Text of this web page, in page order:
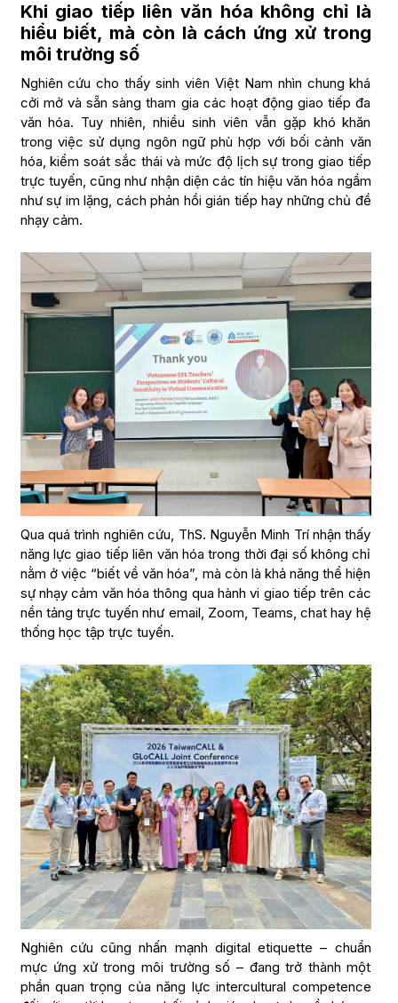
Khi giao tiếp liên văn hóa không chỉ là
hiểu biết, mà còn là cách ứng xử trong
môi trường số
Nghiên cứu cho thấy sinh viên Việt Nam nhìn chung khá
cởi mở và sẵn sàng tham gia các hoạt động giao tiếp đa
văn hóa. Tuy nhiên, nhiều sinh viên vẫn gặp khó khăn
trong việc sử dụng ngôn ngữ phù hợp với bối cảnh văn
hóa, kiểm soát sắc thái và mức độ lịch sự trong giao tiếp
trực tuyến, cũng như nhận diện các tín hiệu văn hóa ngầm
như sự im lặng, cách phản hồi gián tiếp hay những chủ đề
nhạy cảm.
Qua quá trình nghiên cứu, ThS. Nguyễn Minh Trí nhận thấy
năng lực giao tiếp liên văn hóa trong thời đại số không chỉ
nằm ở việc “biết về văn hóa”, mà còn là khả năng thể hiện
sự nhạy cảm văn hóa thông qua hành vi giao tiếp trên các
nền tảng trực tuyến như email, Zoom, Teams, chat hay hệ
thống học tập trực tuyến.
Nghiên cứu cũng nhấn mạnh digital etiquette – chuẩn
mực ứng xử trong môi trường số – đang trở thành một
phần quan trọng của năng lực intercultural competence